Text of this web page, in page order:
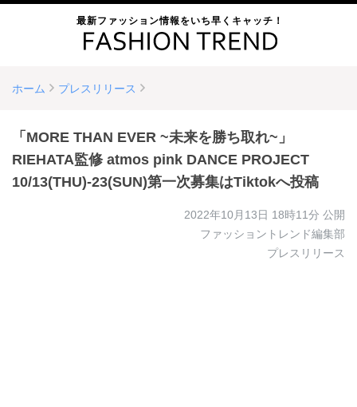
最新ファッション情報をいち早くキャッチ！
ホーム プレスリリース
「MORE THAN EVER ~未来を勝ち取れ~」
RIEHATA監修 atmos pink DANCE PROJECT
10/13(THU)-23(SUN)第一次募集はTiktokへ投稿
2022年10月13日 18時11分 公開
ファッショントレンド編集部
プレスリリース